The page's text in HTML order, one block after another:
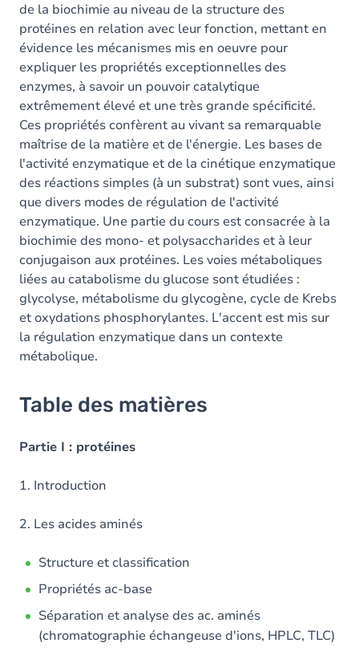
de la biochimie au niveau de la structure des
protéines en relation avec leur fonction, mettant en
évidence les mécanismes mis en oeuvre pour
expliquer les propriétés exceptionnelles des
enzymes, à savoir un pouvoir catalytique
extrêmement élevé et une très grande spécificité.
Ces propriétés confèrent au vivant sa remarquable
maîtrise de la matière et de l'énergie. Les bases de
l'activité enzymatique et de la cinétique enzymatique
des réactions simples (à un substrat) sont vues, ainsi
que divers modes de régulation de l'activité
enzymatique. Une partie du cours est consacrée à la
biochimie des mono- et polysaccharides et à leur
conjugaison aux protéines. Les voies métaboliques
liées au catabolisme du glucose sont étudiées :
glycolyse, métabolisme du glycogène, cycle de Krebs
et oxydations phosphorylantes. L'accent est mis sur
la régulation enzymatique dans un contexte
métabolique.
Table des matières
Partie I : protéines
1. Introduction
2. Les acides aminés
Structure et classification
Propriétés ac-base
Séparation et analyse des ac. aminés
(chromatographie échangeuse d'ions, HPLC, TLC)